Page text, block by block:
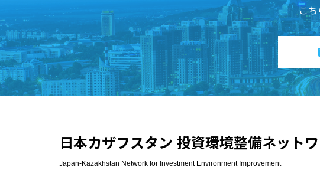
こち
日本カザフスタン 投資環境整備ネット
Japan-Kazakhstan Network for Investment Environment Improvement